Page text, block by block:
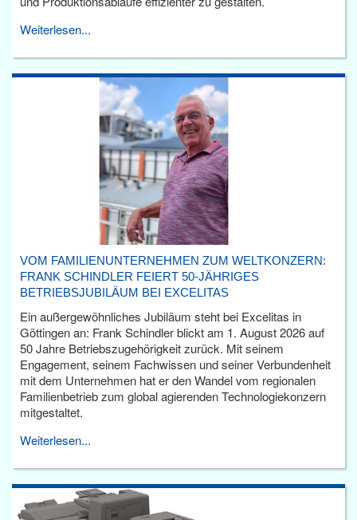
Weiterlesen...
VOM FAMILIENUNTERNEHMEN ZUM WELTKONZERN:
FRANK SCHINDLER FEIERT 50-JÄHRIGES
BETRIEBSJUBILÄUM BEI EXCELITAS
Ein außergewöhnliches Jubiläum steht bei Excelitas in
Göttingen an: Frank Schindler blickt am 1. August 2026 auf
50 Jahre Betriebszugehörigkeit zurück. Mit seinem
Engagement, seinem Fachwissen und seiner Verbundenheit
mit dem Unternehmen hat er den Wandel vom regionalen
Familienbetrieb zum global agierenden Technologiekonzern
mitgestaltet.
Weiterlesen...